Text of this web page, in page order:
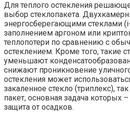
Для теплого остекления
выбор стеклопакета.
энергосберегающими стеклами
заполнением аргоном или
теплопотери по сравнению с
остеклением. Кроме того, такие
уменьшают
снижают проникновение
остекления может
закаленное стекло (триплекс),
пакет, основная задача которых
защита от осадков.